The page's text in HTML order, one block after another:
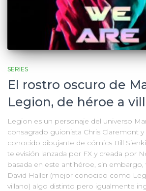
SERIES
El rostro oscuro de
Legion, de héroe a
Legion es un personaje del universo
consagrado guionista Chris Claremont
conocido dibujante de cómics Bill
televisión lanzada por FX y creada por
basada en este antihéroe, sin embargo,
David Haller (mejor conocido como
villano) algo distinto pero igualmente